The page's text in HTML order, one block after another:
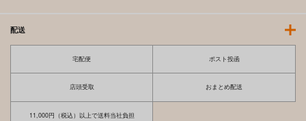
配送
宅配便 ポスト投函
店頭受取 おまとめ配送
11,000円（税込）以上で送料当社負担